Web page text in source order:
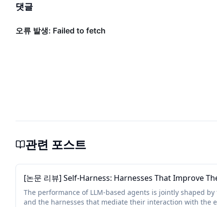
댓글
관련 포스트
[논문 리뷰] Self-Harness: Harnesses That Improve
The performance of LLM-based agents is jointly shaped
and the harnesses that mediate their interaction with the